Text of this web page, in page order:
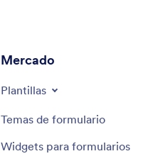
Mercado
Plantillas
Temas de formulario
Widgets para formularios